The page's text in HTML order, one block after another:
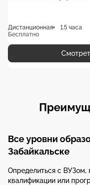
Дистанционная
1.5 часа
Бесплатно
Все уровни
Забайкальске
Определиться с ВУЗом,
квалификации или